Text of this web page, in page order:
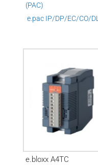
(PAC)
e. pac IP/DP/EC/CO/DL
e.bloxx A4TC